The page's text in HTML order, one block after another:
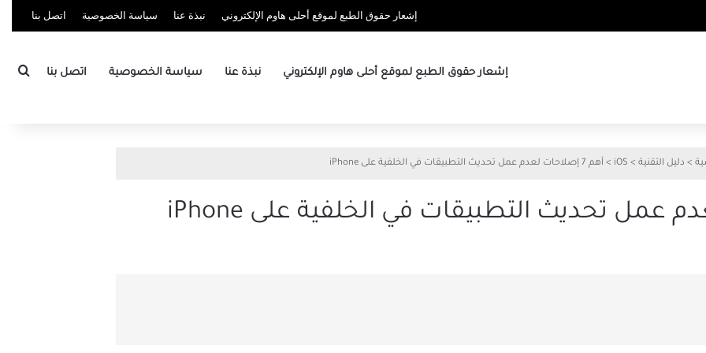
إشعار حقوق الطبع لموقع أحلى هاوم الإلكتروني نبذة عنا سياسة الخصوصية اتصل بنا
إشعار حقوق الطبع لموقع أحلى هاوم الإلكتروني نبذة عنا سياسة الخصوصية اتصل بنا
> دليل التقنية >
iOS
> أهم 7 إصلاحات لعدم عمل تحديث التطبيقات في الخلفية على iPhone